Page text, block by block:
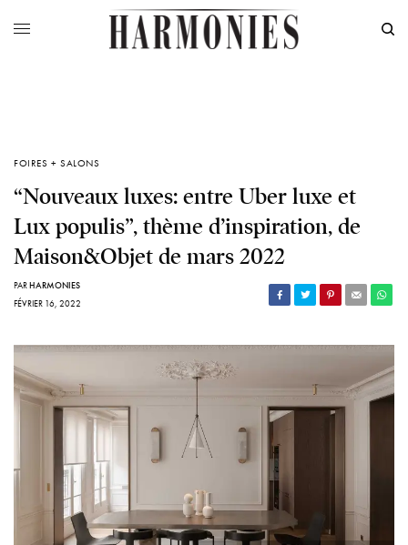
FOIRES + SALONS
“Nouveaux luxes: entre Uber luxe et
Lux populis”, thème d’inspiration, de
Maison&Objet de mars 2022
PARHARMONIES
FÉVRIER 16, 2022